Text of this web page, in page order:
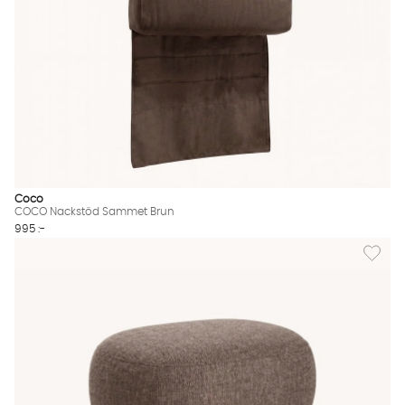
Coco
COCO Nackstöd Sammet Brun
995 :-
Lägg